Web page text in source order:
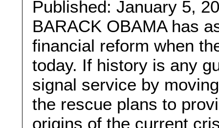
Published: January 5,
BARACK OBAMA has
financial reform when
today. If history is any
signal service by
the rescue plans to
origins of the current